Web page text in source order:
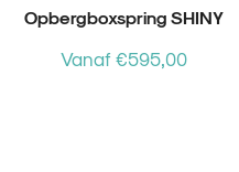
Opbergboxspring SHINY
Vanaf €595,00